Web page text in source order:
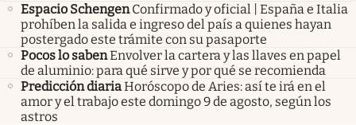
Espacio Schengen Confirmado y oficial | España e Italia
prohíben la salida e ingreso del país a quienes hayan
postergado este trámite con su pasaporte
Pocos lo sabenEnvolver la cartera y las llaves en papel
de aluminio: para qué sirve y por qué se recomienda
Predicción diariaHoróscopo de Aries: así te irá en el
amor y el trabajo este domingo 9 de agosto, según los
astros